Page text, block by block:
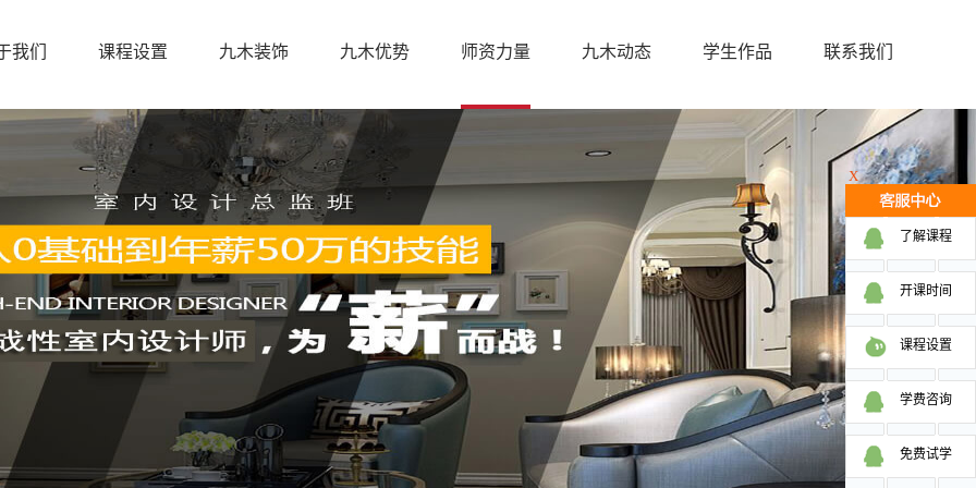
我们 课程设置 九木装饰 九木优势 师资力量 九木动态 学生作品 联系我们
X
了解课程
开课时间
课程设置
学费咨询
免费试学